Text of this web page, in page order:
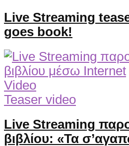
Live Streaming
goes book!
Video
Teaser video
Live Streaming
βιβλίου: «Τα